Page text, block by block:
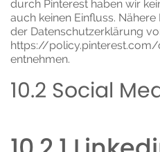
durch Pinterest haben wir
auch keinen Einfluss.
der Datenschutzerklärung
https://
entnehmen.
10.2 Social